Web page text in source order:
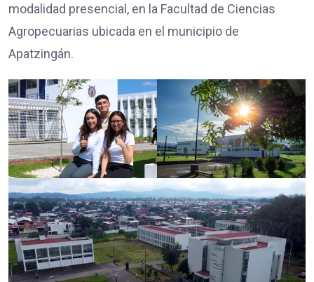
modalidad presencial, en la Facultad de Ciencias
Agropecuarias ubicada en el municipio de
Apatzingán.